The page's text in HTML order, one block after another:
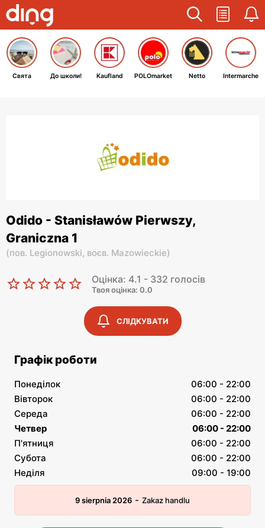
Свята До школи! Kaufland POLOmarket Netto Intermarche
Odido - Stanisławów Pierwszy,
Graniczna 1
(пов. Legionowski, воєв. Mazowieckie)
Оцінка: 4.1 - 332 голосів
Твоя оцінка: 0.0
СЛІДКУВАТИ
Графік роботи
Понеділок
06:00 - 22:00
Вівторок
06:00 - 22:00
Середа
06:00 - 22:00
Четвер
06:00 - 22:00
П'ятниця
06:00 - 22:00
Субота
06:00 - 22:00
Неділя
09:00 - 19:00
9 sierpnia 2026 - Zakaz handlu